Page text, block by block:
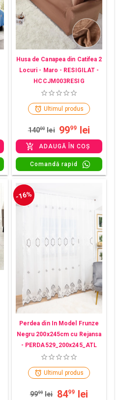
Husa de Canapea din Catifea 2
Locuri - Maro - RESIGILAT -
HCCJM003RESIG
Ultimul produs
14000 lei 9999 lei
ADAUGĂ ÎN COȘ
Comandă rapid
-16%
Perdea din In Model Frunze
Negru 200x245cm cu Rejansa
- PERDA529_200x245_ATL
Ultimul produs
9999 lei 8499 lei